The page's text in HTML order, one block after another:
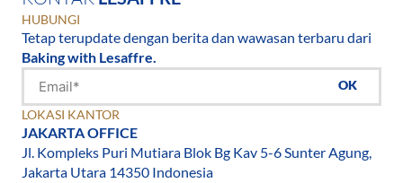
HUBUNGI
Tetap terupdate dengan berita dan wawasan terbaru dari
Baking with Lesaffre.
OK
LOKASI KANTOR
JAKARTA OFFICE
Jl. Kompleks Puri Mutiara Blok Bg Kav 5-6 Sunter Agung,
Jakarta Utara 14350 Indonesia